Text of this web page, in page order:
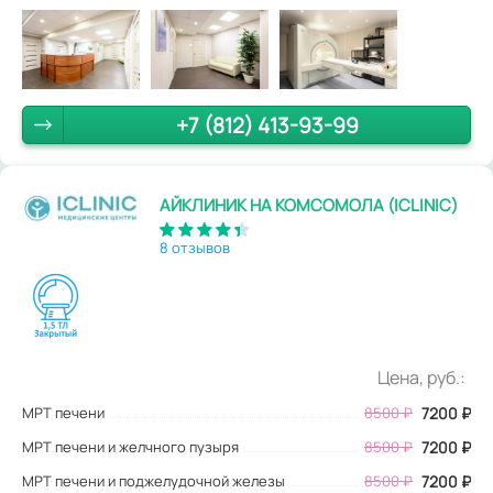
+7 (812) 413-93-99
АЙКЛИНИК НА КОМСОМОЛА (ICLINIC)
8 отзывов
Цена, руб.:
МРТ печени 8500₽ 7200 ₽
МРТ печени и желчного пузыря 8500 ₽ 7200 ₽
МРТ печени и поджелудочной железы 8500 ₽ 7200 ₽